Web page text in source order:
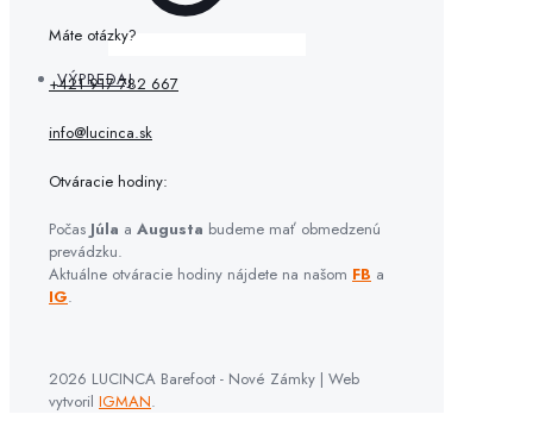
VÝPREDAJ
Máte otázky?
+421 917 782 667
info@lucinca.sk
Otváracie hodiny:
Počas Júla a Augusta budeme mať obmedzenú
prevádzku.
Aktuálne otváracie hodiny nájdete na našom FB a
IG.
2026 LUCINCA Barefoot - Nové Zámky | Web
vytvoril IGMAN.